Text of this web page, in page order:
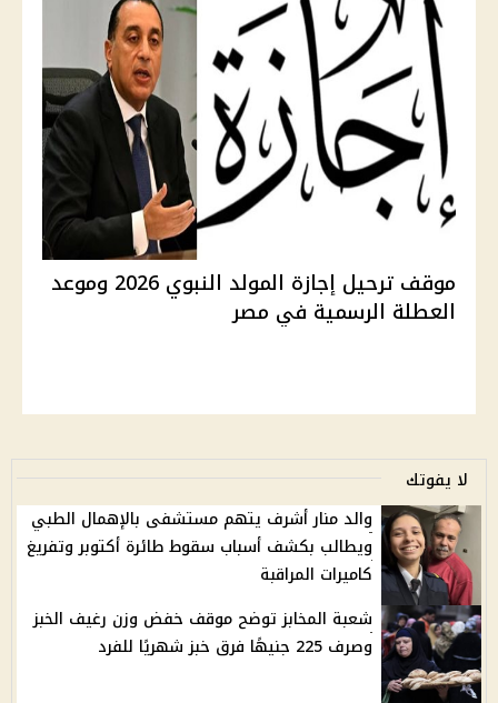
موقف ترحيل إجازة المولد النبوي 2026 وموعد
العطلة الرسمية في مصر
لا يفوتك
والد منار أشرف يتهم مستشفى بالإهمال الطبي
ويطالب بكشف أسباب سقوط طائرة أكتوبر وتفريغ
كاميرات المراقبة
شعبة المخابز توضح موقف خفض وزن رغيف الخبز
وصرف 225 جنيهًا فرق خبز شهريًا للفرد